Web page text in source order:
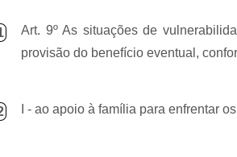
Art. 9º As situações de
provisão do benefício eventual,
I - ao apoio à família para enfrentar